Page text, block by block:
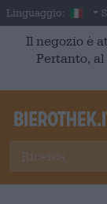
Skip to main content
Linguaggio:
Il negozio è
Pertanto,